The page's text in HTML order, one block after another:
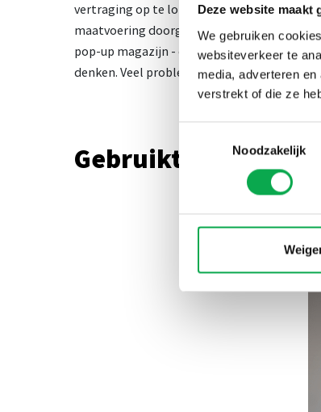
Deze website maakt
We gebruiken
websiteverkeer te
media, adverteren
verstrekt of die ze
Noodzakelijk
vertraging op te lopen heeft Wiggers, in
maatvoering doorgevoerd; er zijn grotere
pop-up magazijn - op maat worden
denken. Veel problemen worden daardoor
Gebruikte